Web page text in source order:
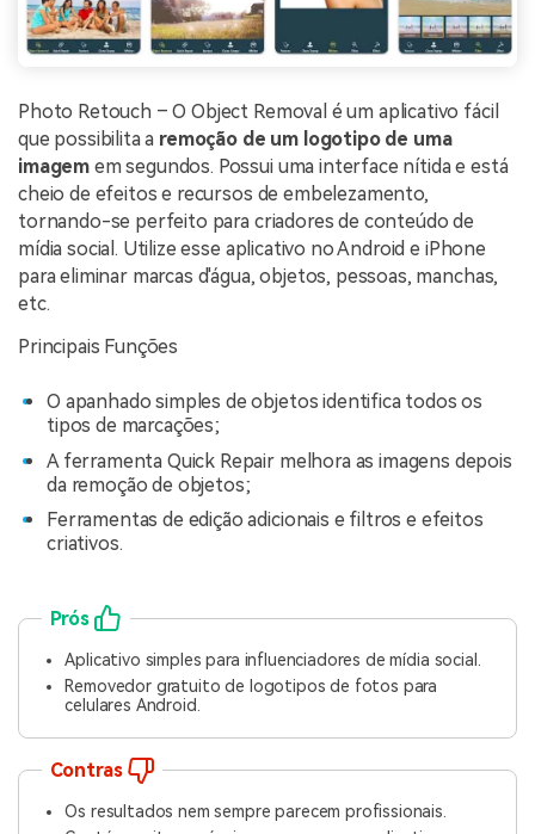
Photo Retouch – O Object Removal é um aplicativo fácil
que possibilita a remoção de um logotipo de uma
imagem em segundos. Possui uma interface nítida e está
cheio de efeitos e recursos de embelezamento,
tornando-se perfeito para criadores de conteúdo de
mídia social. Utilize esse aplicativo no Android e iPhone
para eliminar marcas d'água, objetos, pessoas, manchas,
etc.
Principais Funções
O apanhado simples de objetos identifica todos os
tipos de marcações;
A ferramenta Quick Repair melhora as imagens depois
da remoção de objetos;
Ferramentas de edição adicionais e filtros e efeitos
criativos.
Prós
Aplicativo simples para influenciadores de mídia social.
Removedor gratuito de logotipos de fotos para
celulares Android.
Contras
Os resultados nem sempre parecem profissionais.